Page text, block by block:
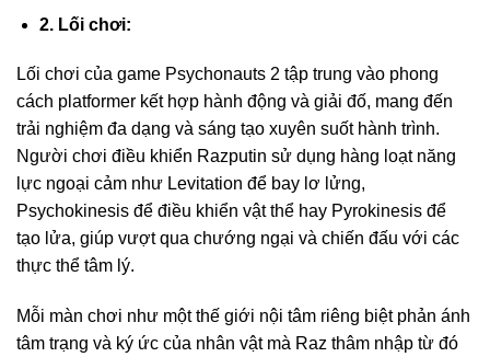
2. Lối chơi:
Lối chơi của game Psychonauts 2 tập trung vào phong
cách platformer kết hợp hành động và giải đố, mang đến
trải nghiệm đa dạng và sáng tạo xuyên suốt hành trình.
Người chơi điều khiển Razputin sử dụng hàng loạt năng
lực ngoại cảm như Levitation để bay lơ lửng,
Psychokinesis để điều khiển vật thể hay Pyrokinesis để
tạo lửa, giúp vượt qua chướng ngại và chiến đấu với các
thực thể tâm lý.
Mỗi màn chơi như một thế giới nội tâm riêng biệt phản ánh
tâm trạng và ký ức của nhân vật mà Raz thâm nhập từ đó